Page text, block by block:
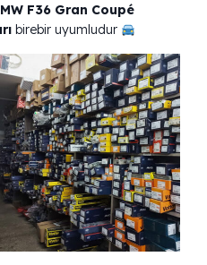
F36 Gran Coupé
birebir uyumludur